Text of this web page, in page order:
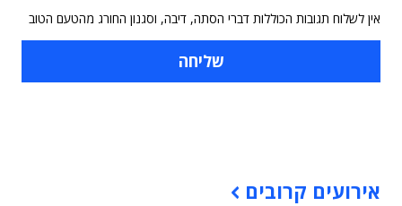
אין לשלוח תגובות הכוללות דברי הסתה, דיבה, וסגנון החורג מהטעם הטוב
אירועים קרובים